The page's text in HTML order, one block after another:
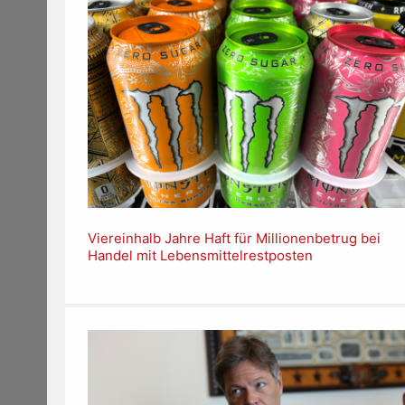
Viereinhalb Jahre Haft für Millionenbetrug bei
Handel mit Lebensmittelrestposten